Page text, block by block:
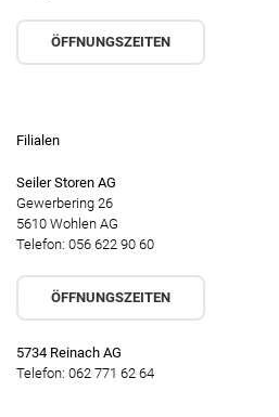
ÖFFNUNGSZEITEN
Filialen
Seiler Storen AG
Gewerbering 26
5610 Wohlen AG
Telefon: 056 622 90 60
ÖFFNUNGSZEITEN
5734 Reinach AG
Telefon: 062 771 62 64